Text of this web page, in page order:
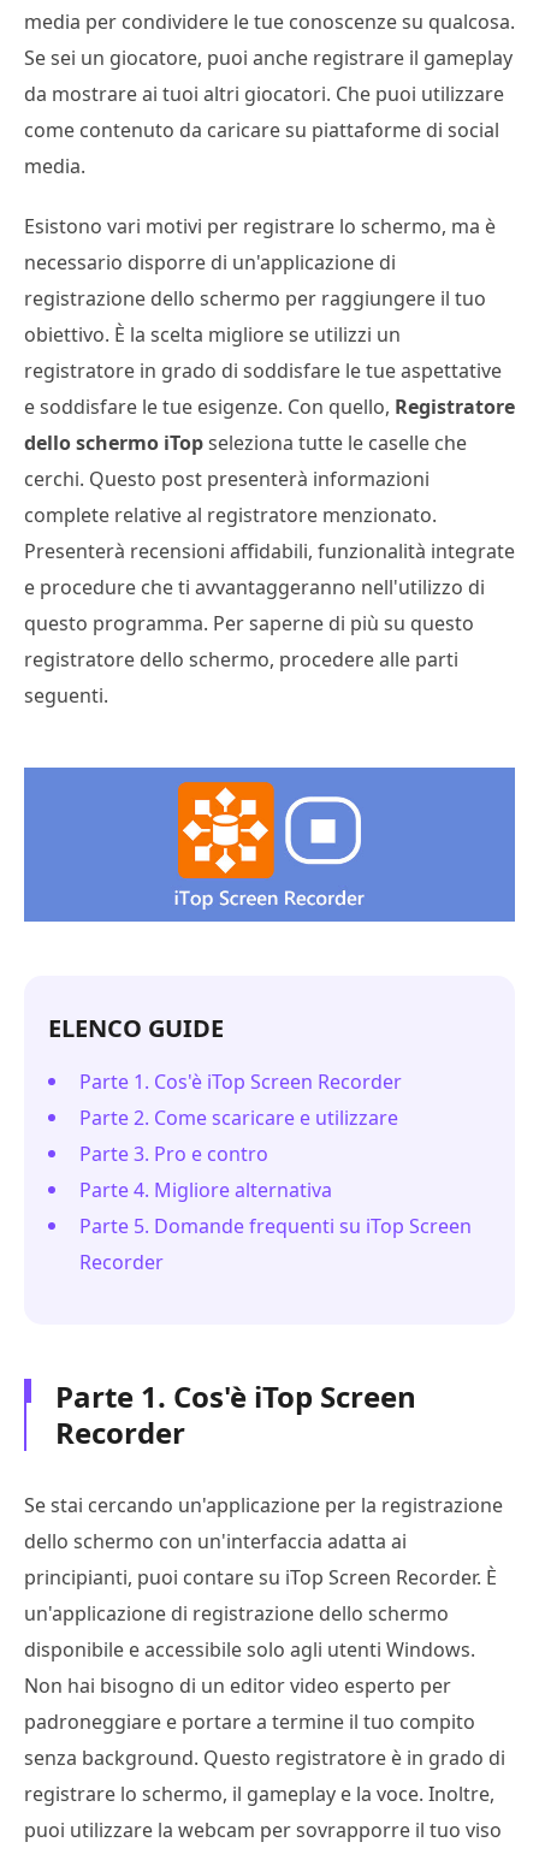
media per condividere le tue conoscenze su qualcosa.
Se sei un giocatore, puoi anche registrare il gameplay
da mostrare ai tuoi altri giocatori. Che puoi utilizzare
come contenuto da caricare su piattaforme di social
media.
Esistono vari motivi per registrare lo schermo, ma è
necessario disporre di un'applicazione di
registrazione dello schermo per raggiungere il tuo
obiettivo. È la scelta migliore se utilizzi un
registratore in grado di soddisfare le tue aspettative
e soddisfare le tue esigenze. Con quello, Registratore
dello schermo iTopseleziona tutte le caselle che
cerchi. Questo post presenterà informazioni
complete relative al registratore menzionato.
Presenterà recensioni affidabili, funzionalità integrate
e procedure che ti avvantaggeranno nell'utilizzo di
questo programma. Per saperne di più su questo
registratore dello schermo, procedere alle parti
seguenti.
ELENCO GUIDE
Parte 1. Cos'è iTop Screen Recorder
Parte 2. Come scaricare e utilizzare
Parte 3. Pro e contro
Parte 4. Migliore alternativa
Parte 5. Domande frequenti su iTop Screen
Recorder
Parte 1. Cos'è iTop Screen
Recorder
Se stai cercando un'applicazione per la registrazione
dello schermo con un'interfaccia adatta ai
principianti, puoi contare su iTop Screen Recorder. È
un'applicazione di registrazione dello schermo
disponibile e accessibile solo agli utenti Windows.
Non hai bisogno di un editor video esperto per
padroneggiare e portare a termine il tuo compito
senza background. Questo registratore è in grado di
registrare lo schermo, il gameplay e la voce. Inoltre,
puoi utilizzare la webcam per sovrapporre il tuo viso